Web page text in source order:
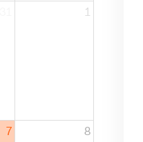
1
7 8